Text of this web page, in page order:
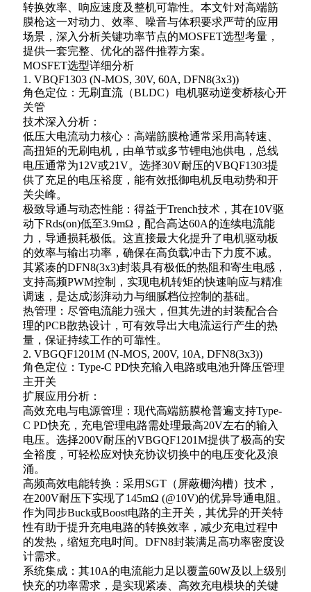
转换效率、响应速度及整机可靠性。本文针对高端筋
膜枪这一对动力、效率、噪音与体积要求严苛的应用
场景，深入分析关键功率节点的MOSFET选型考量，
提供一套完整、优化的器件推荐方案。
MOSFET选型详细分析
1. VBQF1303 (N-MOS, 30V, 60A, DFN8(3x3))
角色定位：无刷直流（BLDC）电机驱动逆变桥核心开
关管
技术深入分析：
低压大电流动力核心：高端筋膜枪通常采用高转速、
高扭矩的无刷电机，由单节或多节锂电池供电，总线
电压通常为12V或21V。选择30V耐压的VBQF1303提
供了充足的电压裕度，能有效抵御电机反电动势和开
关尖峰。
极致导通与动态性能：得益于Trench技术，其在10V驱
动下Rds(on)低至3.9mΩ，配合高达60A的连续电流能
力，导通损耗极低。这直接最大化提升了电机驱动板
的效率与输出功率，确保在高负载冲击下力度不减。
其紧凑的DFN8(3x3)封装具有极低的热阻和寄生电感，
支持高频PWM控制，实现电机转矩的快速响应与精准
调速，是达成澎湃动力与细腻档位控制的基础。
热管理：尽管电流能力强大，但其先进的封装配合合
理的PCB散热设计，可有效导出大电流运行产生的热
量，保证持续工作的可靠性。
2. VBGQF1201M (N-MOS, 200V, 10A, DFN8(3x3))
角色定位：Type-C PD快充输入电路或电池升降压管理
主开关
扩展应用分析：
高效充电与电源管理：现代高端筋膜枪普遍支持Type-
C PD快充，充电管理电路需处理最高20V左右的输入
电压。选择200V耐压的VBGQF1201M提供了极高的安
全裕度，可轻松应对快充协议切换中的电压变化及浪
涌。
高频高效电能转换：采用SGT（屏蔽栅沟槽）技术，
在200V耐压下实现了145mΩ (@10V)的优异导通电阻。
作为同步Buck或Boost电路的主开关，其优异的开关特
性有助于提升充电电路的转换效率，减少充电过程中
的发热，缩短充电时间。DFN8封装满足高功率密度设
计需求。
系统集成：其10A的电流能力足以覆盖60W及以上级别
快充的功率需求，是实现紧凑、高效充电模块的关键